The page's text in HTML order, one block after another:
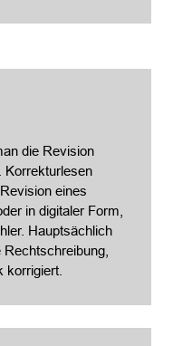
die Revision
Korrekturlesen
eines
in digitaler Form,
Hauptsächlich
korrigiert.